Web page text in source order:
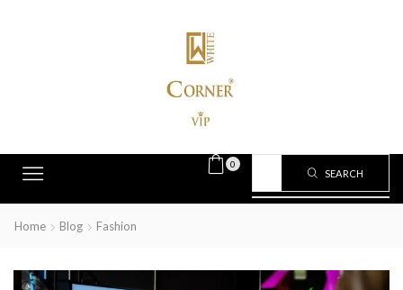
0
SEARCH
Home Blog Fashion